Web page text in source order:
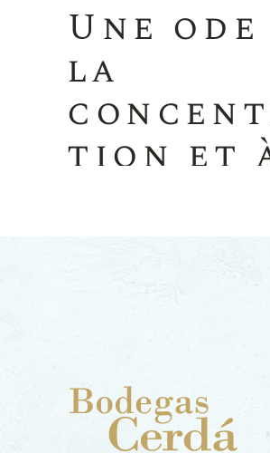
Une ode
la
tion et
plus extrêmes,complexes
vénérés de la planète.